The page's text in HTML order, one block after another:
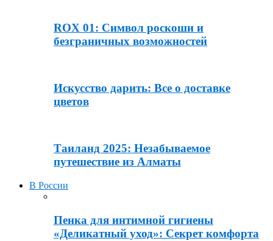
ROX 01: Символ роскоши и
безграничных возможностей
Искусство дарить: Все о доставке
цветов
Таиланд 2025: Незабываемое
путешествие из Алматы
В России
Пенка для интимной гигиены
«Деликатный уход»: Секрет комфорта